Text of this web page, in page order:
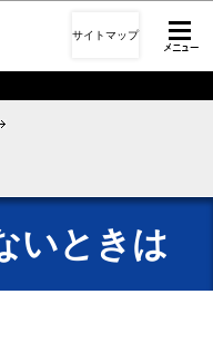
移動
サイトマップ
いときは